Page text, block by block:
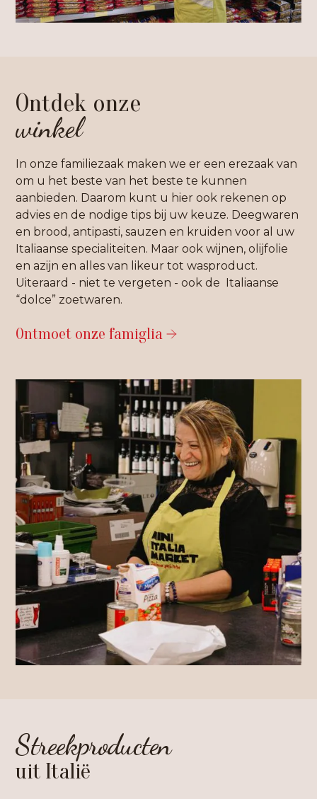
Ontdek onze
winkel
In onze familiezaak maken we er een erezaak van
om u het beste van het beste te kunnen
aanbieden. Daarom kunt u hier ook rekenen op
advies en de nodige tips bij uw keuze. Deegwaren
en brood, antipasti, sauzen en kruiden voor al uw
Italiaanse specialiteiten. Maar ook wijnen, olijfolie
en azijn en alles van likeur tot wasproduct.
Uiteraard - niet te vergeten - ook de Italiaanse
“dolce” zoetwaren.
Ontmoet onze famiglia
Streekproducten
uit Italië